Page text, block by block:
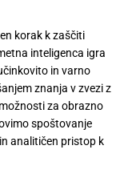
korak k zaščiti
inteligenca igra
in varno
znanja v zvezi z
za obrazno
spoštovanje
analitičen pristop k